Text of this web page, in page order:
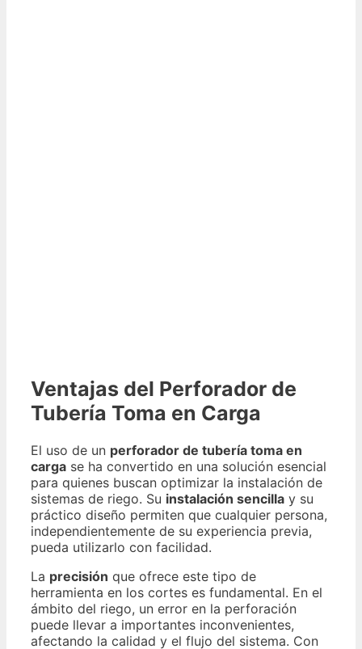
Ventajas del Perforador de
Tubería Toma en Carga
El uso de un perforador de tubería toma en
carga se ha convertido en una solución esencial
para quienes buscan optimizar la instalación de
sistemas de riego. Su instalación sencilla y su
práctico diseño permiten que cualquier persona,
independientemente de su experiencia previa,
pueda utilizarlo con facilidad.
La precisión que ofrece este tipo de
herramienta en los cortes es fundamental. En el
ámbito del riego, un error en la perforación
puede llevar a importantes inconvenientes,
afectando la calidad y el flujo del sistema. Con